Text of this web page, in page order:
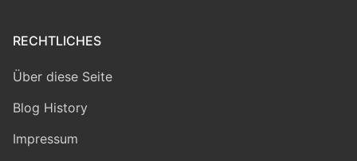
RECHTLICHES
Über diese Seite
Blog History
Impressum